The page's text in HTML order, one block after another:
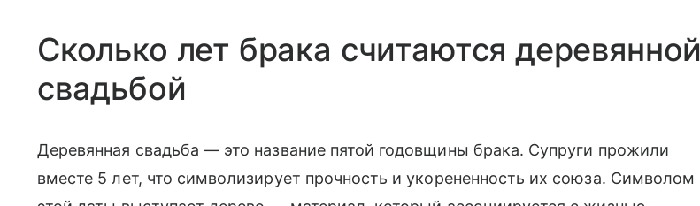
Сколько лет брака считаются деревянной
свадьбой
Деревянная свадьба — это название пятой годовщины брака. Супруги прожили
вместе 5 лет, что символизирует прочность и укорененность их союза. Символом